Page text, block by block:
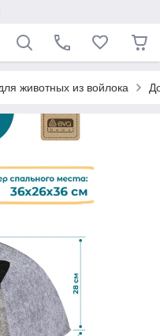
животных из войлока